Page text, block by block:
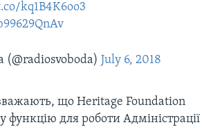
kq1B4K6oo3
(@radiosvoboda) July 6, 2018
що Heritage Foundation
функцію для роботи Адміністрації